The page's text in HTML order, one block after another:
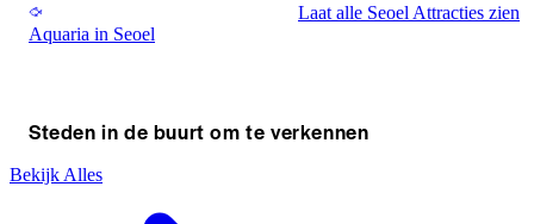
Aquaria in Seoel
Laat alle Seoel Attracties zien
Steden in de buurt om te verkennen
Bekijk Alles